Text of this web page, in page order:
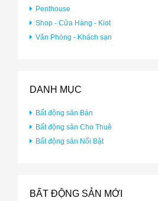
Penthouse
Shop - Cửa Hàng - Kiot
Văn Phòng - Khách sạn
DANH MỤC
Bất động sản Bán
Bất động sản Cho Thuê
Bất động sản Nổi Bật
BẤT ĐỘNG SẢN MỚI